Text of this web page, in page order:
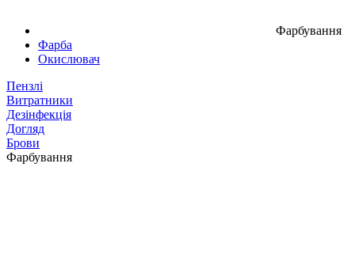
Фарбування
Фарба
Окислювач
Пензлі
Витратники
Дезінфекція
Догляд
Брови
Фарбування